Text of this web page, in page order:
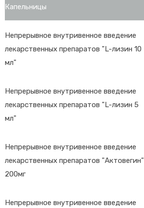
Капельницы
Непрерывное внутривенное введение
лекарственных препаратов "L-лизин 10
мл"
Непрерывное внутривенное введение
лекарственных препаратов "L-лизин 5
мл"
Непрерывное внутривенное введение
лекарственных препаратов "Актовегин"
200мг
Непрерывное внутривенное введение